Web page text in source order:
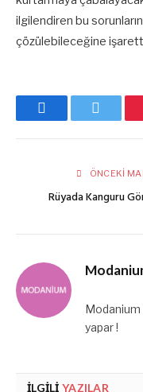
ilgilendiren bu
çözülebileceğine
FacebookTwitter
ÖNCEKI
Rüyada Kanguru
Modanium
yapar !
İLGILI YAZILAR